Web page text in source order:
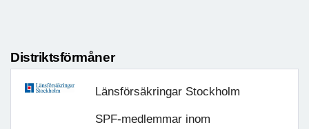
Distriktsförmåner
Länsförsäkringar Stockholm
SPF-medlemmar inom